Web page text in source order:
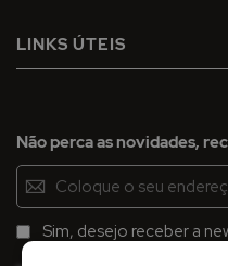
LINKS ÚTEIS
Não perca as novidades,
Inscreva-
se
na
Newsletter:
Sim, desejo receber a